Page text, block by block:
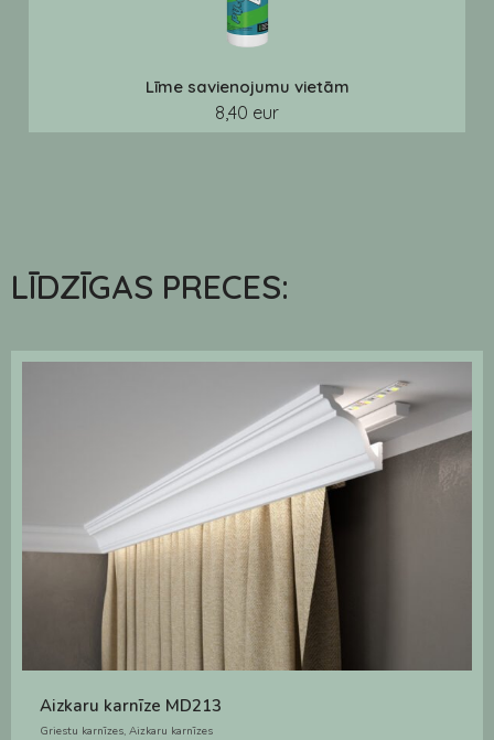
Līme savienojumu vietām
8,40 eur
LĪDZĪGAS PRECES:
Aizkaru karnīze MD213
Griestu karnīzes, Aizkaru karnīzes